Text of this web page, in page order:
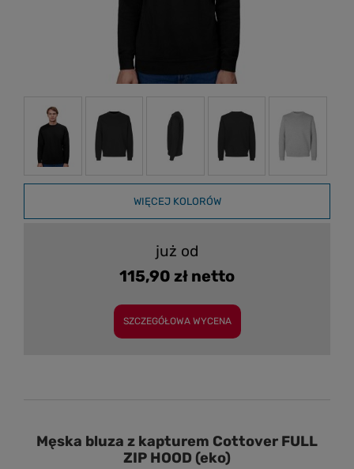
WIĘCEJ KOLORÓW
już od
115,90 zł netto
SZCZEGÓŁOWA WYCENA
Męska bluza z kapturem Cottover FULL
ZIP HOOD (eko)